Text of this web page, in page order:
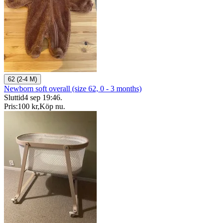
62 (2-4 M)
Newborn soft overall (size 62, 0 - 3 months)
Sluttid4 sep 19:46.
Pris:100 kr,Köp nu.